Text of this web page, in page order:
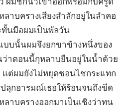
ลาบครางเสียงสำลักอยู่ในลำคอ
ทั้นมือผมเป็นพัลวัน
บบนั้นผมจึงยกขาข้างหนึ่งของ
ว่าตอนนี้กุหลาบยืนอยู่ในน้ำด้วย
ผมยังไม่หยุดชอนไชกระแทก
ลุกอารมณ์เธอให้ร้อนจนถึงขีด
ลาบครางออกมาเป็นเชิงว่าทน